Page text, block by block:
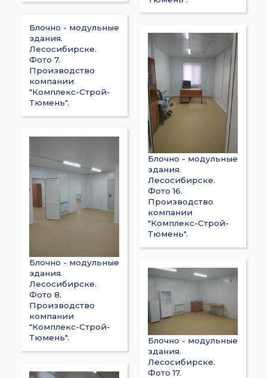
Блочно - модульные
здания.
Лесосибирске.
Фото 7.
Производство
компании
"Комплекс-Строй-
Тюмень".
Блочно - модульные
здания.
Лесосибирске.
Фото 8.
Производство
компании
"Комплекс-Строй-
Тюмень".
Блочно - модульные
здания.
Лесосибирске.
Фото 16.
Производство
компании
"Комплекс-Строй-
Тюмень".
Блочно - модульные
здания.
Лесосибирске.
Фото 17.